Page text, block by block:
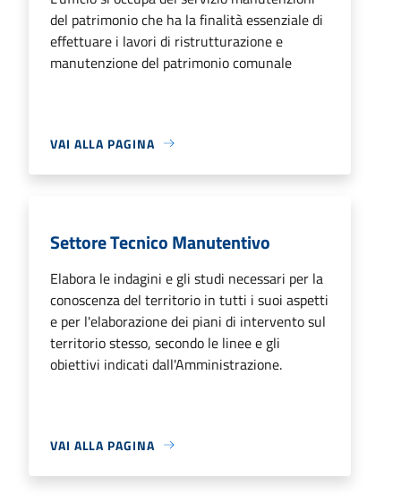
del patrimonio che ha la finalità essenziale di
effettuare i lavori di ristrutturazione e
manutenzione del patrimonio comunale
VAI ALLA PAGINA
Settore Tecnico Manutentivo
Elabora le indagini e gli studi necessari per la
conoscenza del territorio in tutti i suoi aspetti
e per l'elaborazione dei piani di intervento sul
territorio stesso, secondo le linee e gli
obiettivi indicati dall'Amministrazione.
VAI ALLA PAGINA